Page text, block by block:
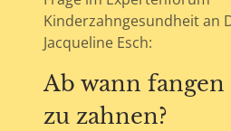
Kinderzahngesundheit an
Jacqueline Esch:
Ab wann fangen
zu zahnen?